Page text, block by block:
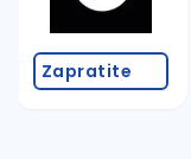
Zapratite